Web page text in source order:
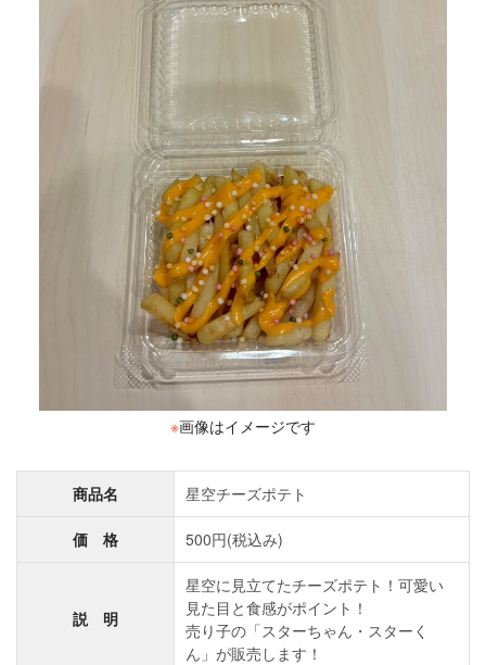
※画像はイメージです
商品名 星空チーズポテト
価 格 500円(税込み)
説 明
星空に見立てたチーズポテト！可愛い
見た目と食感がポイント！
売り子の「スターちゃん・スターく
ん」が販売します！